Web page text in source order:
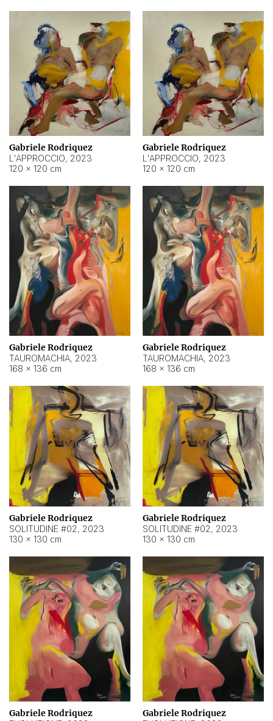
Gabriele Rodriquez
L'APPROCCIO, 2023
120 × 120 cm
Gabriele Rodriquez
L'APPROCCIO, 2023
120 × 120 cm
Gabriele Rodriquez
TAUROMACHIA, 2023
168 × 136 cm
Gabriele Rodriquez
TAUROMACHIA, 2023
168 × 136 cm
Gabriele Rodriquez
SOLITUDINE #02, 2023
130 × 130 cm
Gabriele Rodriquez
SOLITUDINE #02, 2023
130 × 130 cm
Gabriele Rodriquez Gabriele Rodriquez